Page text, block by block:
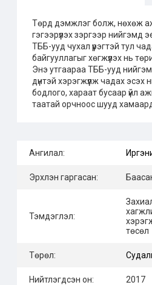
Төрд дэмжлэг болж, нөхөж
гэгээрүүлэх зэргээр
ТББ-ууд чухал үүрэгтэй тул
байгууллагыг хөгжүүлэх нь
Энэ утгаараа ТББ-ууд нийгэмд
дүнтэй хэрэгжүүлж чадах
бодлого, хараат бусаар үйл
таатай орчноос шууд
Ангилал:
Эрхлэн гаргасан:
Тэмдэглэл:
төсөл
Төрөл:
Нийтлэгдсэн он: 2017